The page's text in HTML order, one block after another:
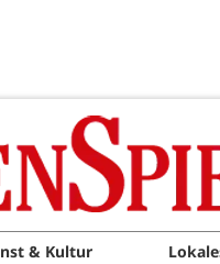
& Kultur